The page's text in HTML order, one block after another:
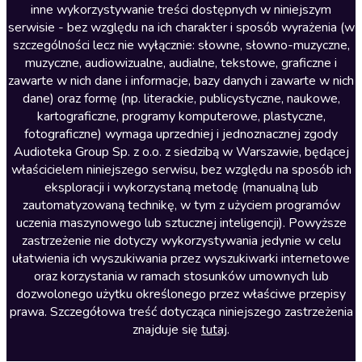
Literatura faktu
Literatura obyczajowa
Literatura piękna obca
Literatura piękna polska
Nagrania relaksacyjne
Nauka języków
Nauki humanistyczne
Podcasty i audycje
Polityka
Prasa
Religia
Romans
inne wykorzystywanie treści dostępnych w niniejszym
serwisie - bez względu na ich charakter i sposób wyrażenia (w
szczególności lecz nie wyłącznie: słowne, słowno-muzyczne,
muzyczne, audiowizualne, audialne, tekstowe, graficzne i
zawarte w nich dane i informacje, bazy danych i zawarte w nich
dane) oraz formę (np. literackie, publicystyczne, naukowe,
kartograficzne, programy komputerowe, plastyczne,
fotograficzne) wymaga uprzedniej i jednoznacznej zgody
Audioteka Group Sp. z o.o. z siedzibą w Warszawie, będącej
właścicielem niniejszego serwisu, bez względu na sposób ich
eksploracji i wykorzystaną metodę (manualną lub
zautomatyzowaną technikę, w tym z użyciem programów
uczenia maszynowego lub sztucznej inteligencji). Powyższe
zastrzeżenie nie dotyczy wykorzystywania jedynie w celu
ułatwienia ich wyszukiwania przez wyszukiwarki internetowe
oraz korzystania w ramach stosunków umownych lub
dozwolonego użytku określonego przez właściwe przepisy
prawa. Szczegółowa treść dotycząca niniejszego zastrzeżenia
znajduje się tutaj.